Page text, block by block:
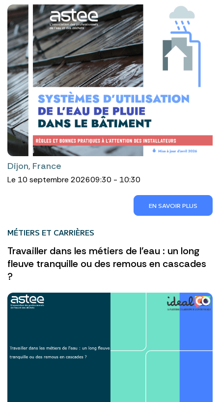
Dijon, France
Le 10 septembre 202609:30 - 10:30
EN SAVOIR PLUS
MÉTIERS ET CARRIÈRES
Travailler dans les métiers de l'eau : un long
fleuve tranquille ou des remous en cascades
?